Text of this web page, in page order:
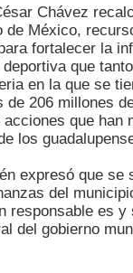
Chávez
de México,
fortalecer la
que
en la que se
de 206 millones
que han
los
expresó que se
del
responsable es y
del gobierno